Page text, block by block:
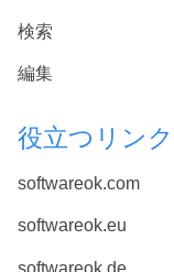
検索
編集
役立つリンク
softwareok.com
softwareok.eu
softwareok.de